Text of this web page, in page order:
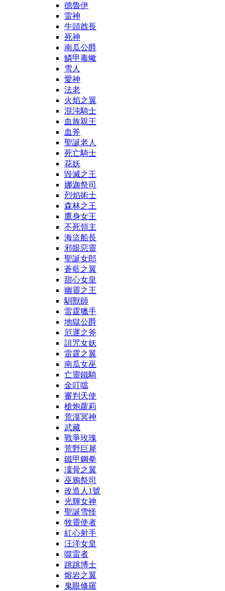
德魯伊
雷神
牛頭酋長
死神
南瓜公爵
鱗甲毒蠍
雪人
愛神
法老
火焰之翼
混沌騎士
血族親王
血斧
聖誕老人
死亡騎士
花妖
毀滅之王
娜迦祭司
烈焰術士
森林之王
鷹身女王
不死領主
海盜船長
邪眼惡靈
聖誕女郎
蒼藍之翼
甜心女皇
幽靈之王
馴獸師
雷霆獵手
地獄公爵
厄運之斧
詛咒女妖
雷霆之翼
南瓜女巫
亡靈鐵騎
金叮噹
審判天使
槍炮蘿莉
荒漠冥神
武藏
戰爭玫瑰
荒野巨犀
鐵甲鋼拳
凜骨之翼
巫鴉祭司
改造人1號
光輝女神
聖誕雪怪
牧靈使者
紅心射手
汪洋女皇
噬雷者
跳跳博士
熔岩之翼
鬼眼修羅